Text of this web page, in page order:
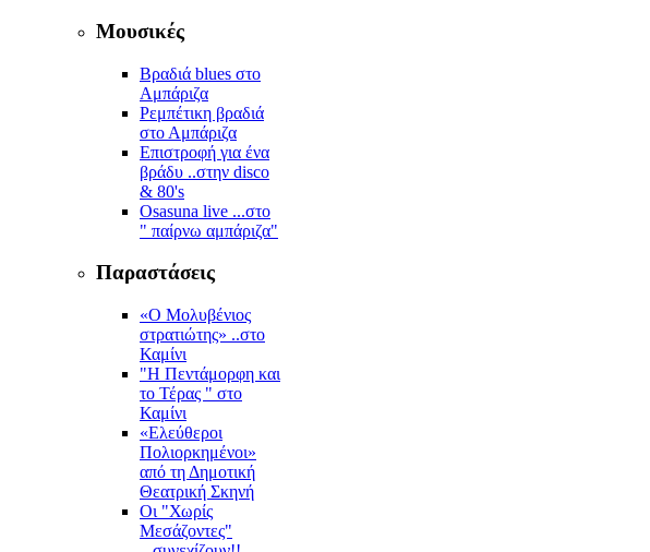
Μουσικές
Βραδιά blues στο
Αμπάριζα
Ρεμπέτικη βραδιά
στο Αμπάριζα
Επιστροφή για ένα
βράδυ ..στην disco
& 80's
Osasuna live ...στο
" παίρνω αμπάριζα"
Παραστάσεις
«Ο Μολυβένιος
στρατιώτης» ..στο
Καμίνι
"Η Πεντάμορφη και
το Τέρας " στο
Καμίνι
«Ελεύθεροι
Πολιορκημένοι»
από τη Δημοτική
Θεατρική Σκηνή
Οι "Χωρίς
Μεσάζοντες"